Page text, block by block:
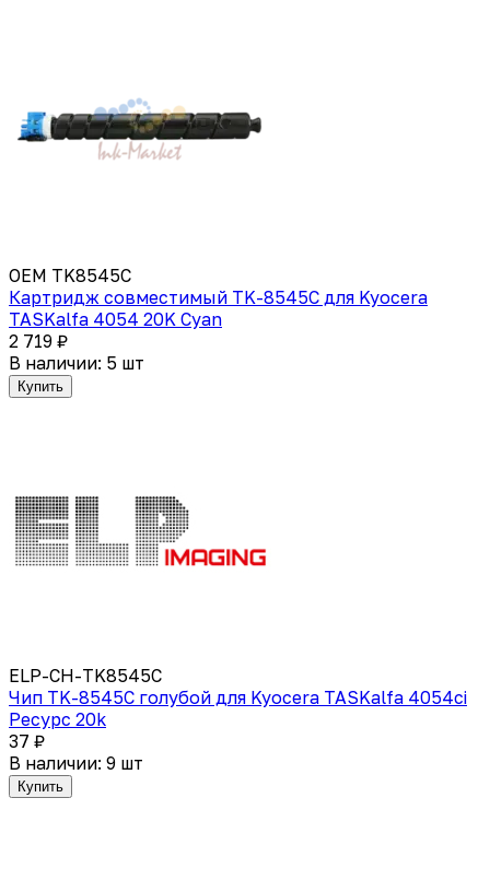
OEM TK8545C
Картридж совместимый TK-8545С для Kyocera
TASKalfa 4054 20K Cyan
2 719 ₽
В наличии: 5 шт
Купить
ELP-CH-TK8545C
Чип TK-8545C голубой для Kyocera TASKalfa 4054сi
Ресурс 20k
37 ₽
В наличии: 9 шт
Купить